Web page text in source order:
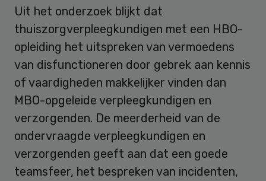
Uit het onderzoek blijkt dat
thuiszorgverpleegkundigen met een HBO-
opleiding het uitspreken van vermoedens
van disfunctioneren door gebrek aan kennis
of vaardigheden makkelijker vinden dan
MBO-opgeleide verpleegkundigen en
verzorgenden. De meerderheid van de
ondervraagde verpleegkundigen en
verzorgenden geeft aan dat een goede
teamsfeer, het bespreken van incidenten,